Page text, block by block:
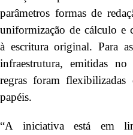
parâmetros formas de
uniformização de cálculo e
à escritura original. Para
infraestrutura, emitidas
regras foram flexibilizadas
papéis.
“A iniciativa está em